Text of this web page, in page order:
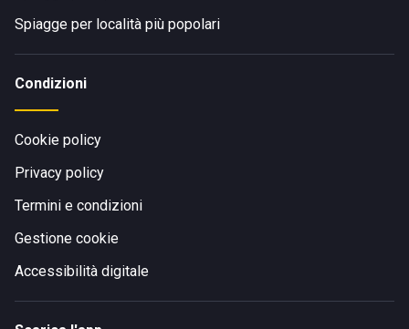
Spiagge per località più popolari
Condizioni
Cookie policy
Privacy policy
Termini e condizioni
Gestione cookie
Accessibilità digitale